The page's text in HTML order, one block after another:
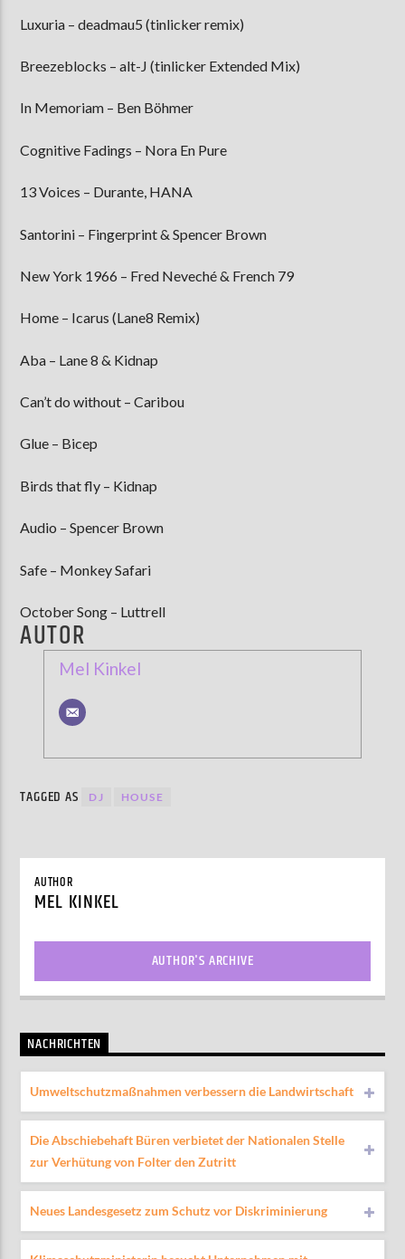
Luxuria – deadmau5 (tinlicker remix)
Breezeblocks – alt-J (tinlicker Extended Mix)
In Memoriam – Ben Böhmer
Cognitive Fadings – Nora En Pure
13 Voices – Durante, HANA
Santorini – Fingerprint & Spencer Brown
New York 1966 – Fred Neveché & French 79
Home – Icarus (Lane8 Remix)
Aba – Lane 8 & Kidnap
Can’t do without – Caribou
Glue – Bicep
Birds that fly – Kidnap
Audio – Spencer Brown
Safe – Monkey Safari
October Song – Luttrell
AUTOR
Mel Kinkel
TAGGED AS DJ HOUSE
AUTHOR
MEL KINKEL
AUTHOR'S ARCHIVE
NACHRICHTEN
Umweltschutzmaßnahmen verbessern die Landwirtschaft
Die Abschiebehaft Büren verbietet der Nationalen Stelle
zur Verhütung von Folter den Zutritt
Neues Landesgesetz zum Schutz vor Diskriminierung